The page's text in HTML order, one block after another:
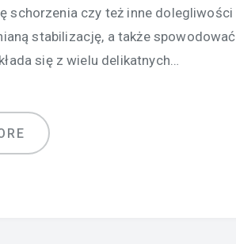
schorzenia czy też inne dolegliwości
stabilizację, a także spowodować
się z wielu delikatnych…